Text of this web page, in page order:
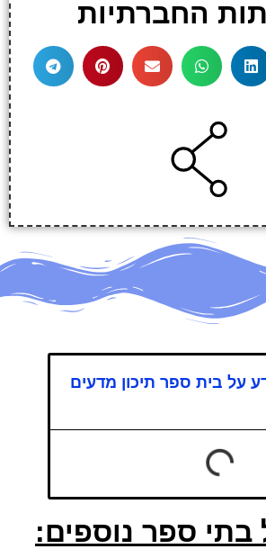
החברתיות
על בית ספר תיכון מדעים
בתי ספר נוספים: